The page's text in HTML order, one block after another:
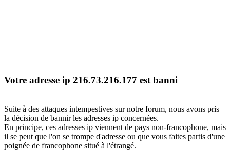
Votre adresse ip 216.73.216.177 est banni
Suite à des attaques intempestives sur notre forum, nous avons pris
la décision de bannir les adresses ip concernées.
En principe, ces adresses ip viennent de pays non-francophone, mais
il se peut que l'on se trompe d'adresse ou que vous faites partis d'une
poignée de francophone situé à l'étrangé.